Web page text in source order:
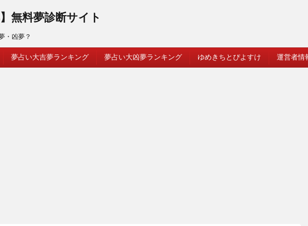
無料夢診断サイト
・凶夢？
夢占い大吉夢ランキング 夢占い大凶夢ランキング ゆめきちとぴよすけ 運営者情